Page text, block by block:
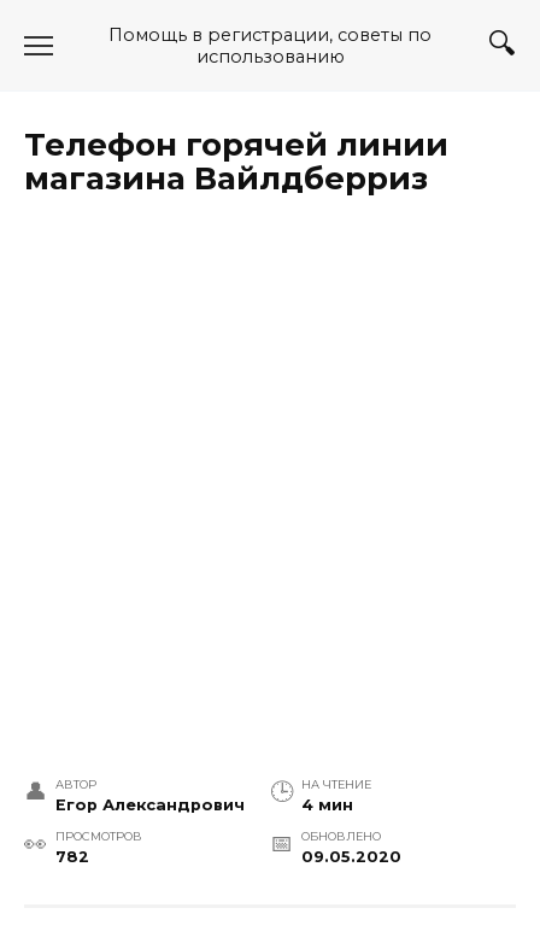
Помощь в регистрации, советы по
использованию
Телефон горячей линии
магазина Вайлдберриз
АВТОР
Егор Александрович
НА ЧТЕНИЕ
4 мин
ПРОСМОТРОВ
782
ОБНОВЛЕНО
09.05.2020